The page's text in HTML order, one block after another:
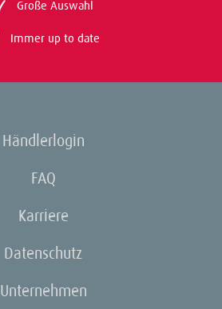
Große Auswahl
Immer up to date
Händlerlogin
FAQ
Karriere
Datenschutz
Unternehmen